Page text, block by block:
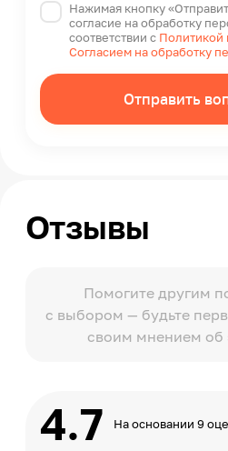
Нажимая кнопку
согласие на обработку
соответствии с Политикой
Согласием на обработку
Отправить
Отзывы
Помогите другим
с выбором — будьте
своим мнением об
4.7 На основании 9